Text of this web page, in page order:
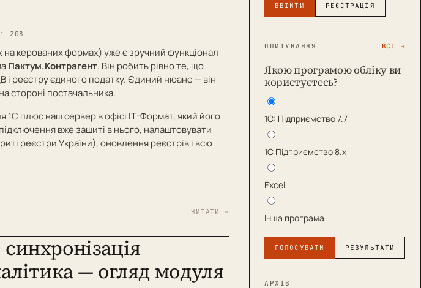
208
на керованих формах) уже є зручний функціонал
Пактум.Контрагент. Він робить рівно те, що
реєстру єдиного податку. Єдиний нюанс — він
стороні постачальника.
плюс наш сервер в офісі ІТ-Формат, який його
вже зашиті в нього, налаштовувати
реєстри України), оновлення реєстрів і всю
ЧИТАТИ →
— огляд модуля
ВВІЙТИ РЕЄСТРАЦІЯ
ОПИТУВАННЯ ВСІ →
Якою програмою обліку ви
користуєтесь?
1С: Підприємство 7.7
1С Підприємство 8.х
Excel
Інша програма
ГОЛОСУВАТИ РЕЗУЛЬТАТИ
АРХІВ